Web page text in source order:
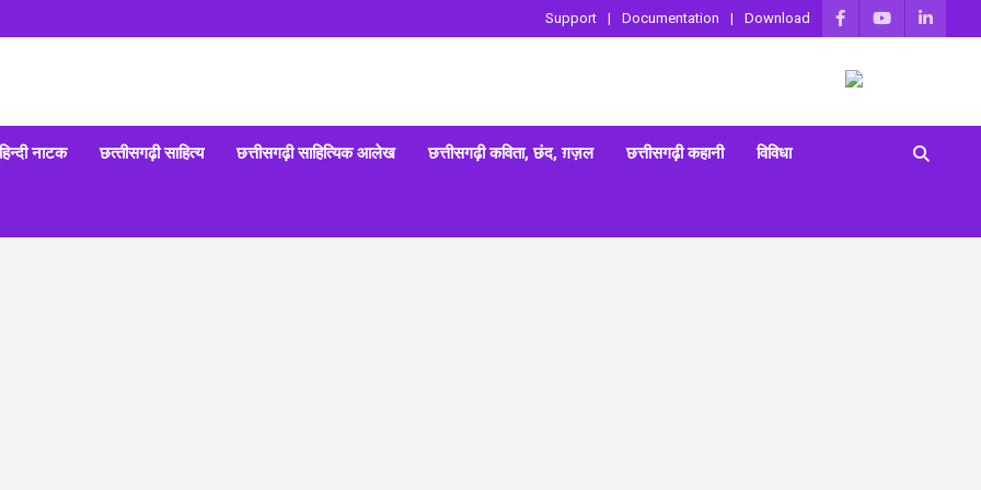
Support Documentation Download
हिन्‍दी नाटक छत्‍तीसगढ़ी साहित्‍य छत्तीसगढ़ी साहित्यिक आलेख छत्तीसगढ़ी कविता, छंद, ग़ज़ल छत्तीसगढ़ी कहानी विविधा